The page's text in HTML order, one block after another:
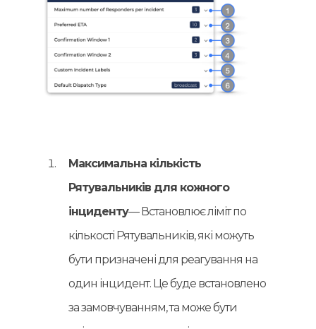
Максимальна кількість
Рятувальників для кожного
інциденту— Встановлює ліміт по
кількості Рятувальників, які можуть
бути призначені для реагування на
один інцидент. Це буде встановлено
за замовчуванням, та може бути